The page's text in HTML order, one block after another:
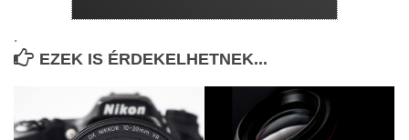
.
EZEK IS ÉRDEKELHETNEK...